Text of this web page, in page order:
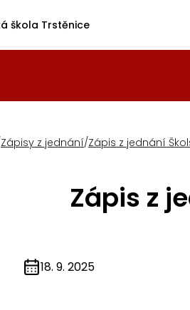
škola Trstěnice
Zápisy z jednání/Zápis z jednání
Zápis z
18. 9. 2025